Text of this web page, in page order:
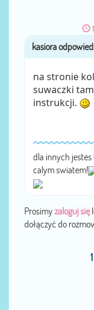
na stronie
suwaczki
instrukcji.
dla innych
calym swiatem!
Prosimyzaloguj się
dołączyć do
1